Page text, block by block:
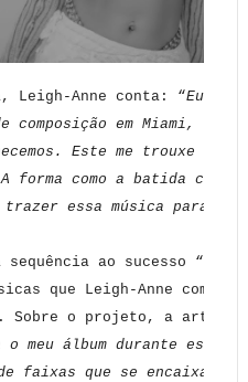
Leigh-Anne conta: “Eu
composição em Miami, e
Este me trouxe
forma como a batida cai
trazer essa música para o
sequência ao sucesso
que Leigh-Anne compôs
Sobre o projeto, a
meu álbum durante esse
faixas que se encaixam